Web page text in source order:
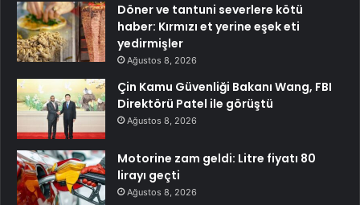
Döner ve tantuni severlere kötü
haber: Kırmızı et yerine eşek eti
yedirmişler
Ağustos 8, 2026
Çin Kamu Güvenliği Bakanı Wang, FBI
Direktörü Patel ile görüştü
Ağustos 8, 2026
Motorine zam geldi: Litre fiyatı 80
lirayı geçti
Ağustos 8, 2026